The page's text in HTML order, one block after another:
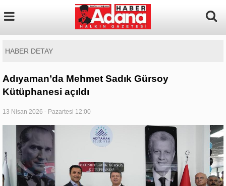
HABER DETAY
Adıyaman’da Mehmet Sadık Gürsoy
Kütüphanesi açıldı
13 Nisan 2026 - Pazartesi 12:00